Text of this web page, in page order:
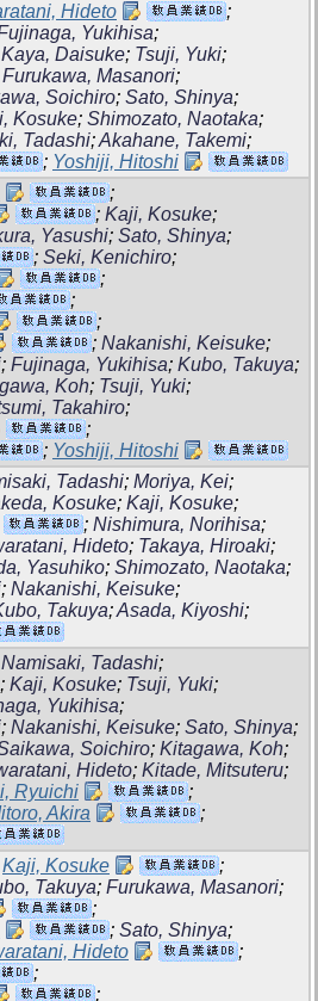
Hideto
;
Yukihisa;
Kaya, Daisuke; Tsuji, Yuki;
Furukawa, Masanori;
Soichiro; Sato, Shinya;
Kosuke; Shimozato, Naotaka;
Tadashi;Akahane, Takemi;
; Yoshiji, Hitoshi
;
; Kaji, Kosuke;
Yasushi; Sato, Shinya;
; Seki, Kenichiro;
;
;
;
; Nakanishi, Keisuke;
; Fujinaga, Yukihisa; Kubo, Takuya;
Koh; Tsuji, Yuki;
Takahiro;
;
; Yoshiji, Hitoshi
Tadashi; Moriya, Kei;
Kosuke; Kaji, Kosuke;
; Nishimura, Norihisa;
Hideto; Takaya, Hiroaki;
Yasuhiko; Shimozato, Naotaka;
; Nakanishi, Keisuke;
Takuya;Asada, Kiyoshi;
Namisaki, Tadashi;
; Kaji, Kosuke; Tsuji, Yuki;
Yukihisa;
; Nakanishi, Keisuke; Sato, Shinya;
Soichiro; Kitagawa, Koh;
Hideto; Kitade, Mitsuteru;
Ryuichi
;
Akira
;
Kaji, Kosuke
;
Takuya; Furukawa, Masanori;
;
; Sato, Shinya;
Hideto
;
;
;